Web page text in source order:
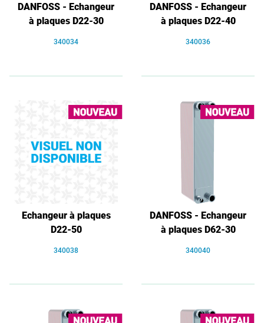
DANFOSS - Echangeur
à plaques D22-30
340034
DANFOSS - Echangeur
à plaques D22-40
340036
Echangeur à plaques
D22-50
340038
DANFOSS - Echangeur
à plaques D62-30
340040